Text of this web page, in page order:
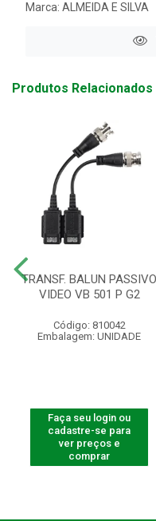
Marca: ALMEIDA E SILVA
Produtos Relacionados
TRANSF. BALUN PASSIVO
VIDEO VB 501 P G2
Código: 810042
Embalagem: UNIDADE
Faça seu login ou
cadastre-se para
ver preços e
comprar